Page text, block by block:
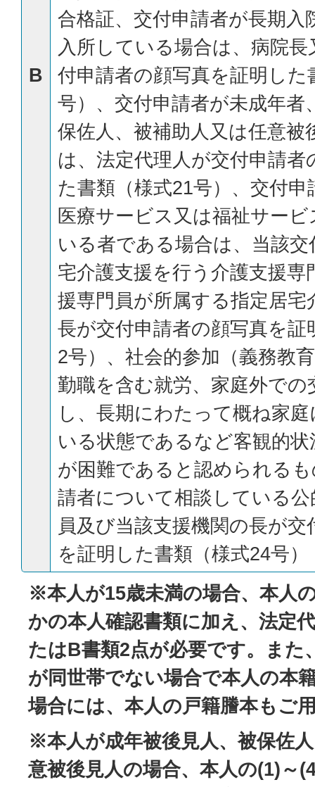
B
合格証、交付申請者が長期入
入所している場合は、病院
付申請者の顔写真を証明した
号）、交付申請者が未成年者
保佐人、被補助人又は任意被
は、法定代理人が交付申請者
た書類（様式21号）、交付
医療サービス又は福祉サー
いる者である場合は、当該
宅介護支援を行う介護支援専
援専門員が所属する指定居宅
長が交付申請者の顔写真を証
2号）、社会的参加（義務教
勤職を含む就労、家庭外で
し、長期にわたって概ね家
いる状態であるなど客観的
が困難であると認められる
請者について相談している
員及び当該支援機関の長が交
を証明した書類（様式24号）
※本人が15歳未満の場合、本人
かの本人確認書類に加え、法定
たはB書類2点が必要です。また
が同世帯でない場合で本人の本
場合には、本人の戸籍謄本もご
※本人が成年被後見人、被保佐
意被後見人の場合、本人の(1)～